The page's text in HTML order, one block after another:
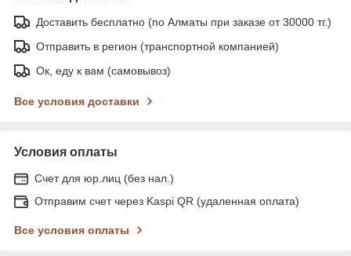
Доставить бесплатно (по Алматы при заказе от 30000 тг.)
Отправить в регион (транспортной компанией)
Ок, еду к вам (самовывоз)
Все условия доставки
Условия оплаты
Счет для юр.лиц (без нал.)
Отправим счет через Kaspi QR (удаленная оплата)
Все условия оплаты